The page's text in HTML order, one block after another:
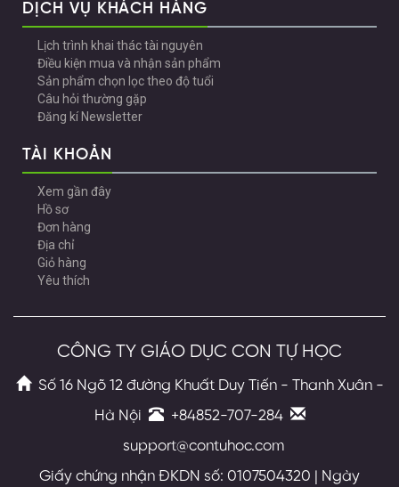
DỊCH VỤ KHÁCH HÀNG
Lịch trình khai thác tài nguyên
Điều kiện mua và nhận sản phẩm
Sản phẩm chọn lọc theo độ tuổi
Câu hỏi thường gặp
Đăng kí Newsletter
TÀI KHOẢN
Xem gần đây
Hồ sơ
Đơn hàng
Địa chỉ
Giỏ hàng
Yêu thích
CÔNG TY GIÁO DỤC CON TỰ HỌC
Số 16 Ngõ 12 đường Khuất Duy Tiến - Thanh Xuân -
Hà Nội
+84852-707-284
support@contuhoc.com
Giấy chứng nhận ĐKDN số: 0107504320 | Ngày